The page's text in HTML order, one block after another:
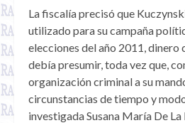
La fiscalía precisó que
utilizado para su campaña
elecciones del año 2011,
debía presumir, toda vez que,
organización criminal a su
circunstancias de tiempo y
investigada Susana María De